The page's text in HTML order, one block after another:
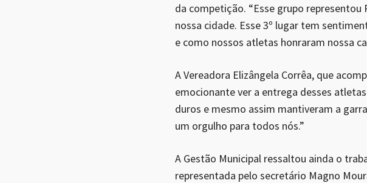
da competição. “Esse grupo
nossa cidade. Esse 3º lugar tem
e como nossos atletas honraram nossa
A Vereadora Elizângela Corrêa, que
emocionante ver a entrega desses
duros e mesmo assim mantiveram a
um orgulho para todos nós.”
A Gestão Municipal ressaltou ainda o
representada pelo secretário Magno